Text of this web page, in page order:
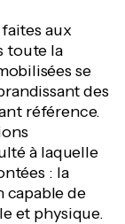
aux
toute la
se
des
référence.
à laquelle
: la
de
et physique.